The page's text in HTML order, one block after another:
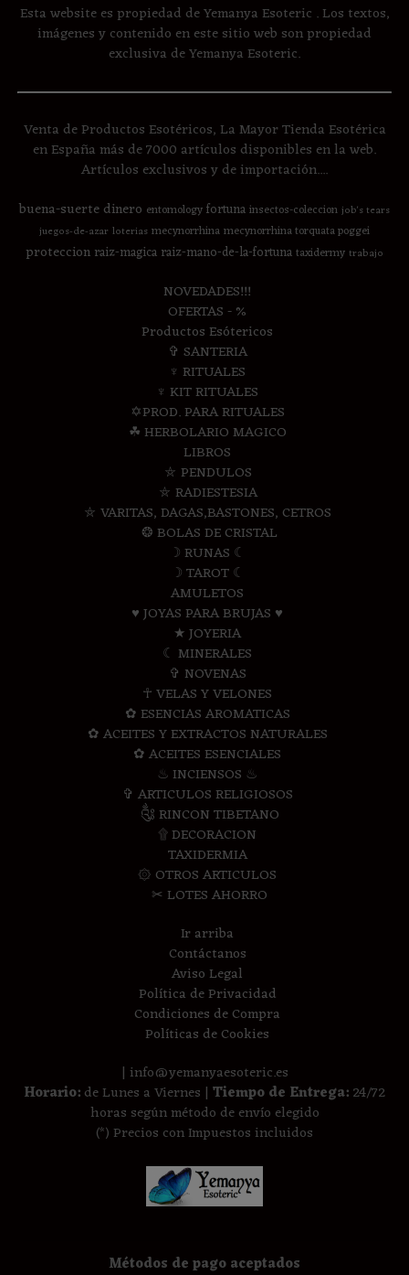
Esta website es propiedad de Yemanya Esoteric . Los textos,
imágenes y contenido en este sitio web son propiedad
exclusiva de Yemanya Esoteric.
Venta de Productos Esotéricos, La Mayor Tienda Esotérica
en España más de 7000 artículos disponibles en la web.
Artículos exclusivos y de importación....
buena-suertedinero entomologyfortunainsectos-coleccion job's tears
juegos-de-azar loterias mecynorrhinamecynorrhina torquata poggei
proteccion raiz-magica raiz-mano-de-la-fortunataxidermy trabajo
NOVEDADES!!!
OFERTAS - %
Productos Esótericos
✞ SANTERIA
♆ RITUALES
♆ KIT RITUALES
✡PROD. PARA RITUALES
☘ HERBOLARIO MAGICO
LIBROS
⛤ PENDULOS
⛤ RADIESTESIA
⛤ VARITAS, DAGAS,BASTONES, CETROS
❂ BOLAS DE CRISTAL
☽ RUNAS ☾
☽ TAROT ☾
AMULETOS
♥ JOYAS PARA BRUJAS ♥
★ JOYERIA
☾ MINERALES
✞ NOVENAS
☥ VELAS Y VELONES
✿ ESENCIAS AROMATICAS
✿ ACEITES Y EXTRACTOS NATURALES
✿ ACEITES ESENCIALES
♨ INCIENSOS ♨
✞ ARTICULOS RELIGIOSOS
༃ RINCON TIBETANO
۩ DECORACION
TAXIDERMIA
۞ OTROS ARTICULOS
✂ LOTES AHORRO
Ir arriba
Contáctanos
Aviso Legal
Política de Privacidad
Condiciones de Compra
Políticas de Cookies
| info@yemanyaesoteric.es
Horario:de Lunes a Viernes | Tiempo de Entrega:24/72
horas según método de envío elegido
(*) Precios con Impuestos incluidos
Métodos de pago aceptados